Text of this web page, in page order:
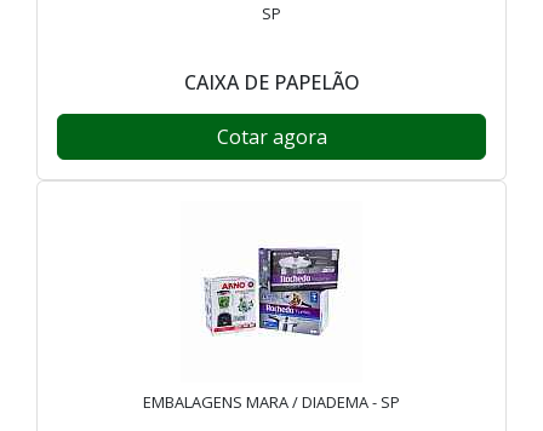
SP
CAIXA DE PAPELÃO
Cotar agora
EMBALAGENS MARA / DIADEMA - SP